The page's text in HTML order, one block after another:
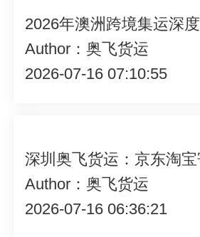
Author：奥飞货运
2026-07-16 07:10:55
Author：奥飞货运
2026-07-16 06:36:21